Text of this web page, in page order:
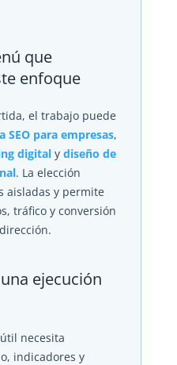
que
enfoque
el trabajo puede
SEO para empresas,
digitaly diseño de
. La elección
aisladas y permite
tráfico y conversión
ejecución
necesita
indicadores y